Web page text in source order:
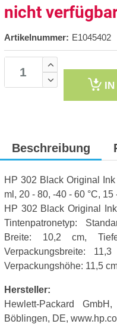
nicht
Artikelnummer: E1045402
IN
Beschreibung
HP 302 Black Original
ml, 20 - 80, -40 - 60 °C, 15
HP 302 Black Original
Tintenpatronetyp:
Breite: 10,2 cm,
Verpackungsbreite:
Verpackungshöhe: 11,5
Hersteller:
Hewlett-Packard
Böblingen, DE,